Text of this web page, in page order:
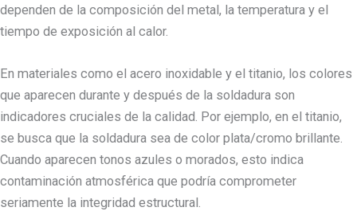
dependen de la composición del metal, la temperatura y el
tiempo de exposición al calor.
En materiales como el acero inoxidable y el titanio, los colores
que aparecen durante y después de la soldadura son
indicadores cruciales de la calidad. Por ejemplo, en el titanio,
se busca que la soldadura sea de color plata/cromo brillante.
Cuando aparecen tonos azules o morados, esto indica
contaminación atmosférica que podría comprometer
seriamente la integridad estructural.